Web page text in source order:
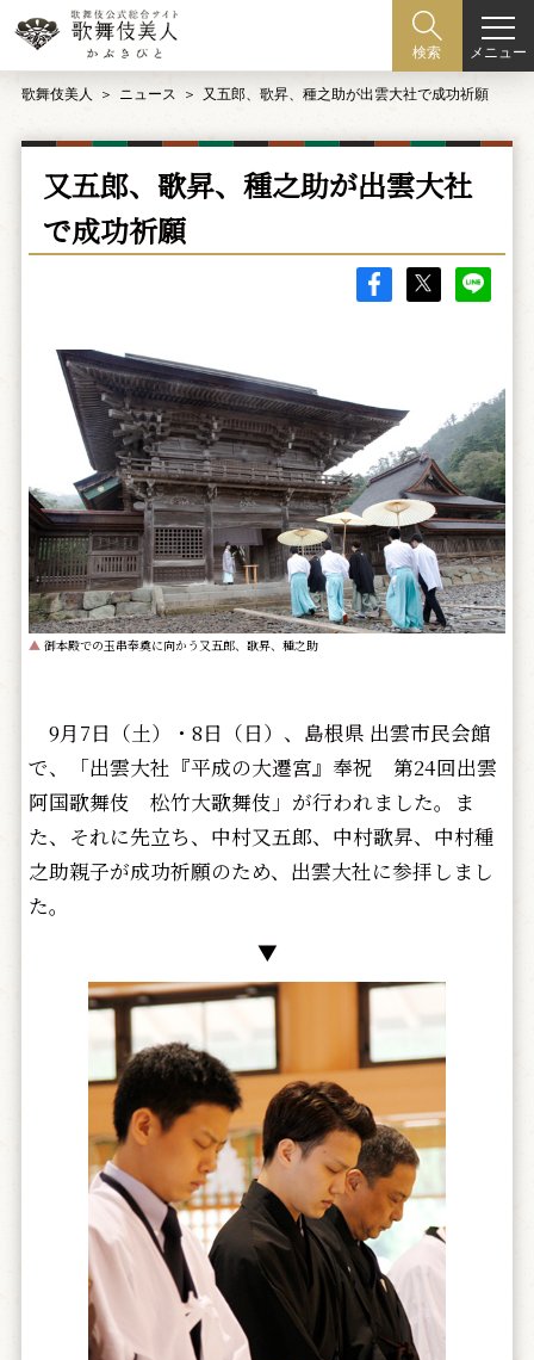
検索 メニュー
歌舞伎美人 ニュース 又五郎、歌昇、種之助が出雲大社で成功祈願
又五郎、歌昇、種之助が出雲大社
で成功祈願
▲ 御本殿での玉串奉奠に向かう又五郎、歌昇、種之助
9月7日（土）・8日（日）、島根県 出雲市民会館
で、「出雲大社『平成の大遷宮』奉祝 第24回出雲
阿国歌舞伎 松竹大歌舞伎」が行われました。ま
た、それに先立ち、中村又五郎、中村歌昇、中村種
之助親子が成功祈願のため、出雲大社に参拝しまし
た。
▼